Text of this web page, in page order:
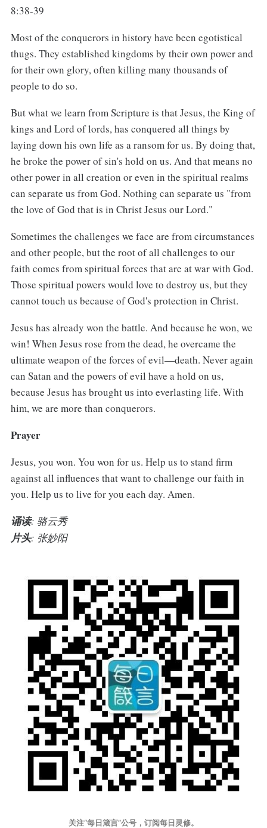
8:38-39
Most of the conquerors in history have been egotistical
thugs. They established kingdoms by their own power and
for their own glory, often killing many thousands of
people to do so.
But what we learn from Scripture is that Jesus, the King of
kings and Lord of lords, has conquered all things by
laying down his own life as a ransom for us. By doing that,
he broke the power of sin's hold on us. And that means no
other power in all creation or even in the spiritual realms
can separate us from God. Nothing can separate us "from
the love of God that is in Christ Jesus our Lord."
Sometimes the challenges we face are from circumstances
and other people, but the root of all challenges to our
faith comes from spiritual forces that are at war with God.
Those spiritual powers would love to destroy us, but they
cannot touch us because of God's protection in Christ.
Jesus has already won the battle. And because he won, we
win! When Jesus rose from the dead, he overcame the
ultimate weapon of the forces of evil—death. Never again
can Satan and the powers of evil have a hold on us,
because Jesus has brought us into everlasting life. With
him, we are more than conquerors.
Prayer
Jesus, you won. You won for us. Help us to stand firm
against all influences that want to challenge our faith in
you. Help us to live for you each day. Amen.
诵读: 骆云秀
片头: 张妙阳
关注“每日箴言”公号，订阅每日灵修。